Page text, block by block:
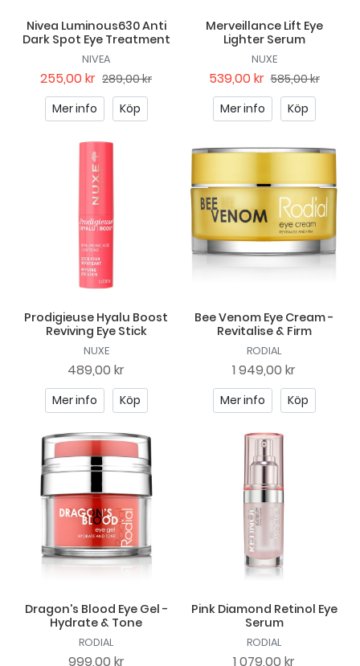
Nivea Luminous630 Anti
Dark Spot Eye Treatment
NIVEA
255,00 kr 289,00 kr
Mer info
Köp
Merveillance Lift Eye
Lighter Serum
NUXE
539,00 kr 585,00 kr
Mer info
Köp
Prodigieuse Hyalu Boost
Reviving Eye Stick
NUXE
489,00 kr
Mer info Köp
Bee Venom Eye Cream -
Revitalise & Firm
RODIAL
1 949,00 kr
Mer info Köp
Dragon's Blood Eye Gel -
Hydrate & Tone
RODIAL
999,00 kr
Pink Diamond Retinol Eye
Serum
RODIAL
1 079,00 kr